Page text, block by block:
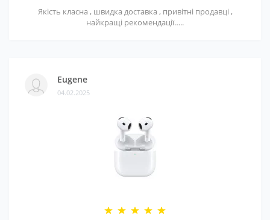
Якість класна , швидка доставка , привітні продавці ,
найкращі рекомендації…..
Eugene
04.02.2025